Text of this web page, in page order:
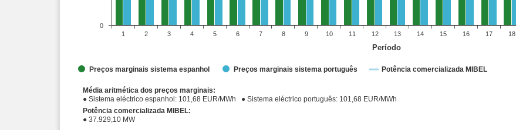
Período
Média aritmética dos preços marginais:
● Sistema eléctrico espanhol: 101,68 EUR/MWh ● Sistema eléctrico português: 101,68 EUR/MWh
Potência comercializada MIBEL:
● 37.929,10 MW
Preços marginais sistema espanhol Preços marginais sistema português Potência comercializada MIBEL
1 2 3 4 5 6 7 8 9 10 11 12 13 14 15 16 17 18
0